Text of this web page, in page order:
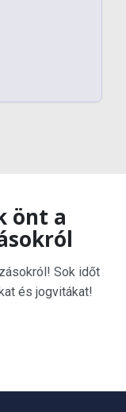
önt a
Sok időt
és jogvitákat!